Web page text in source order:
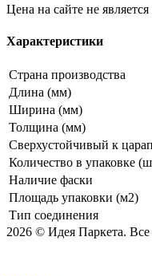
Цена на сайте не
Характеристики
Страна производства
Длина (мм)
Ширина (мм)
Толщина (мм)
Сверхустойчивый к
Количество в упаковке
Наличие фаски
Площадь упаковки (м2)
Тип соединения
2026 © Идея Паркета.